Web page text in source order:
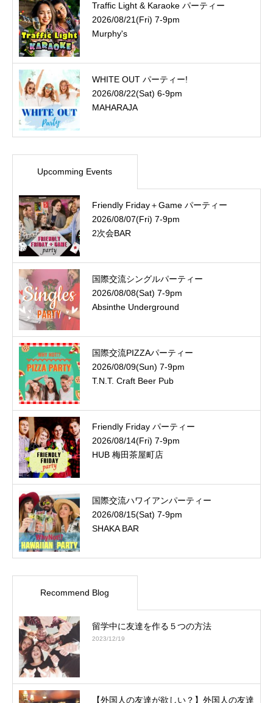
Traffic Light & Karaoke パーティー
2026/08/21(Fri) 7-9pm
Murphy's
WHITE OUT パーティー!
2026/08/22(Sat) 6-9pm
MAHARAJA
Upcomming Events
Friendly Friday＋Game パーティー
2026/08/07(Fri) 7-9pm
2次会BAR
国際交流シングルパーティー
2026/08/08(Sat) 7-9pm
Absinthe Underground
国際交流PIZZAパーティー
2026/08/09(Sun) 7-9pm
T.N.T. Craft Beer Pub
Friendly Friday パーティー
2026/08/14(Fri) 7-9pm
HUB 梅田茶屋町店
国際交流ハワイアンパーティー
2026/08/15(Sat) 7-9pm
SHAKA BAR
Recommend Blog
留学中に友達を作る５つの方法
2023/12/19
【外国人の友達が欲しい？】外国人の友達